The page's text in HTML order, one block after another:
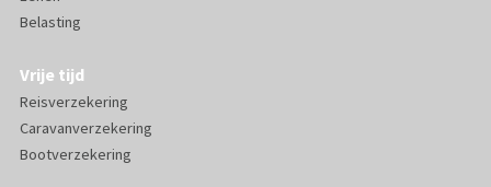
Belasting
Vrije tijd
Reisverzekering
Caravanverzekering
Bootverzekering